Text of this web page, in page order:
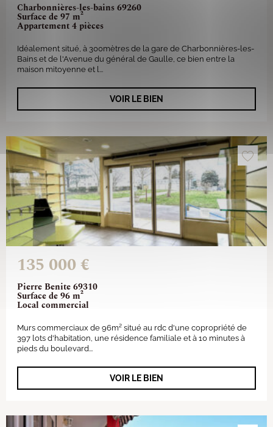
Charbonnières-les-bains 69260
Surface de 97 m²
Appartement 4 pièces
Idéalement situé, à 300mètres de la gare de Charbonnières-les-
Bains et de l'Avenue du général de Gaulle, ce bien entre la
maison mitoyenne et l...
VOIR LE BIEN
Pierre Benite 69310
Surface de 96 m²
Local commercial
135 000 €
Murs commerciaux de 96m² situé au rdc d'une copropriété de
397 lots d'habitation, une résidence familiale et à 10 minutes à
pieds du boulevard...
VOIR LE BIEN